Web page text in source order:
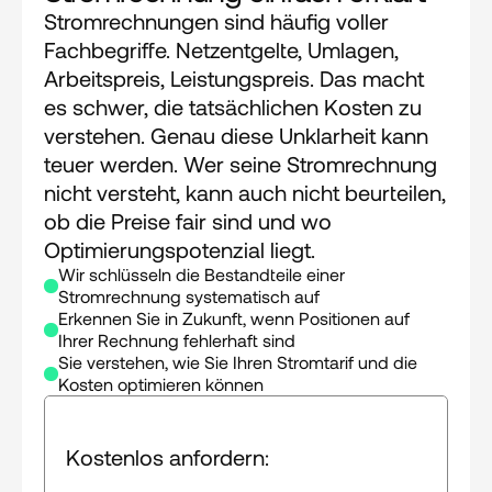
Stromrechnungen sind häufig voller
Fachbegriffe. Netzentgelte, Umlagen,
Arbeitspreis, Leistungspreis. Das macht
es schwer, die tatsächlichen Kosten zu
verstehen. Genau diese Unklarheit kann
teuer werden. Wer seine Stromrechnung
nicht versteht, kann auch nicht beurteilen,
ob die Preise fair sind und wo
Optimierungspotenzial liegt.​
Wir schlüsseln die Bestandteile einer
Stromrechnung systematisch auf
Erkennen Sie in Zukunft, wenn Positionen auf
Ihrer Rechnung fehlerhaft sind
Sie verstehen, wie Sie Ihren Stromtarif und die
Kosten optimieren können
Kostenlos anfordern: